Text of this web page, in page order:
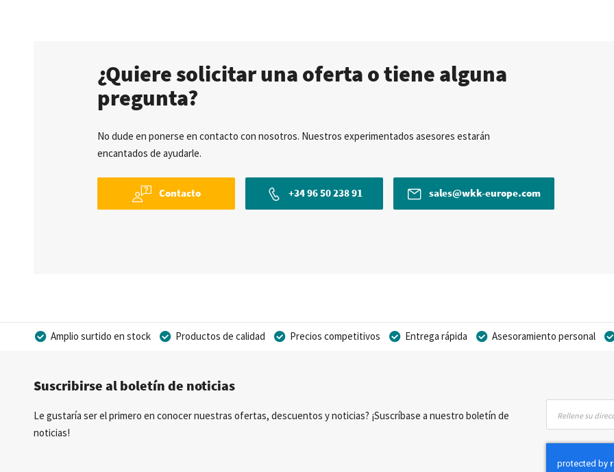
¿Quiere solicitar una oferta o tiene alguna
pregunta?
No dude en ponerse en contacto con nosotros. Nuestros experimentados asesores estarán
encantados de ayudarle.
Contacto +34 96 50 238 91 sales@wkk-europe.com
Amplio surtido en stock Productos de calidad Precios competitivos Entrega rápida
Asesoramiento personal
Suscribirse al boletín de noticias
Le gustaría ser el primero en conocer nuestras ofertas, descuentos y noticias? ¡Suscríbase a nuestro boletín de
noticias!
nuestro
boletín